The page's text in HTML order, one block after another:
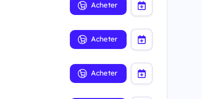
Acheter
Acheter
Acheter